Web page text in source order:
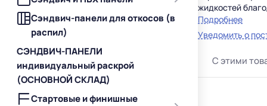
Сэндвич-панели для откосов (в
распил)
СЭНДВИЧ-ПАНЕЛИ
индивидуальный раскрой
(ОСНОВНОЙ СКЛАД)
Стартовые и финишные
жидкостей
Область
Штукатурная
таких
поверхностей.
Подробнее
Уведомить о
С этими